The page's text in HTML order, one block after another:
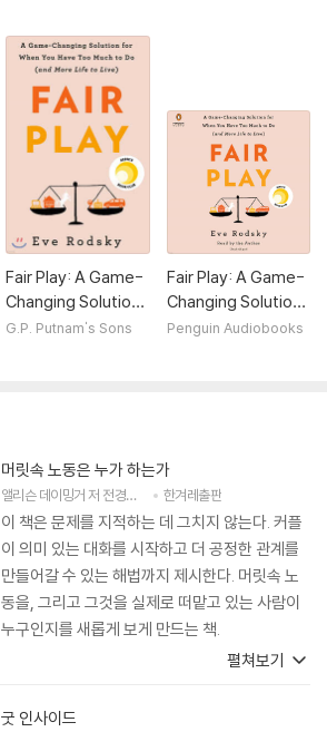
Fair Play: A Game-
Changing Solution
for When You Have
G.P. Putnam's Sons
Fair Play: A Game-
Changing Solution
for When You Have
Penguin Audiobooks
머릿속 노동은 누가 하는가
앨리슨 데이밍거저 전경훈 한겨레출판
이 책은 문제를 지적하는 데 그치지 않는다. 커플
이 의미 있는 대화를 시작하고 더 공정한 관계를
만들어갈 수 있는 해법까지 제시한다. 머릿속 노
동을, 그리고 그것을 실제로 떠맡고 있는 사람이
누구인지를 새롭게 보게 만드는 책.
펼쳐보기
굿 인사이드